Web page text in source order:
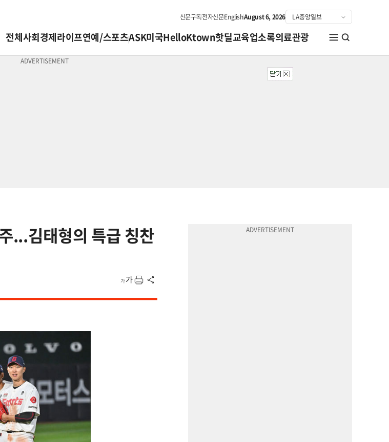
신문구독전자신문EnglishAugust 6, 2026
전체사회경제라이프연예/스포츠ASK미국HelloKtown핫딜교육업소록의료관광
...김태형의 특급 칭찬